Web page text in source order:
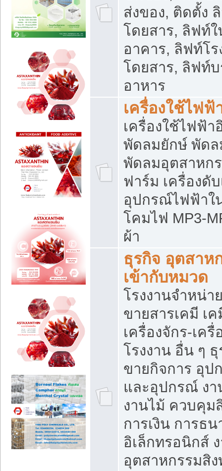
ส่งของ, ติดตั้ง
โดยสาร, ลิฟท์
อาคาร, ลิฟท์โ
โดยสาร, ลิฟท์
อาหาร
เครื่องใช้ไฟฟ้
เครื่องใช้ไฟฟ้า
พัดลมยักษ์ พัด
พัดลมอุตสาหก
ฟาร์ม เครื่องดั
อุปกรณ์ไฟฟ้าใ
โคมไฟ MP3-
ผ้า
ธุรกิจ อุตสาห
เข้ากับหมวด
โรงงานจำหน่
ขายสารเคมี เ
เครื่องจักร-เค
โรงงาน อื่น ๆ
ขายกิจการ อุป
และอุปกรณ์ ง
งานไม้ ควบคุม
การเงิน การธ
อิเล็กทรอนิกส์
อุตสาหกรรมสิ